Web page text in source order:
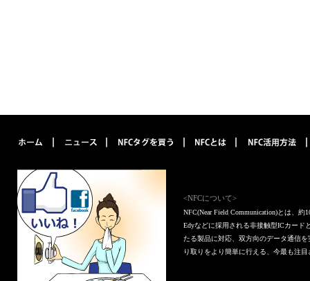
<NFCについて>
NFC(Near Field Communication)とは、
Edyなどに採用される非接触型ICカード
たる製品に対応、双方向のデータ通信
り取りをより簡単に行える、今最も注